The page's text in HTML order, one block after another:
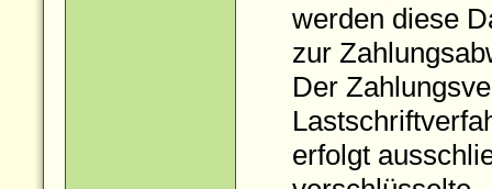
werden diese
zur
Der
erfolgt